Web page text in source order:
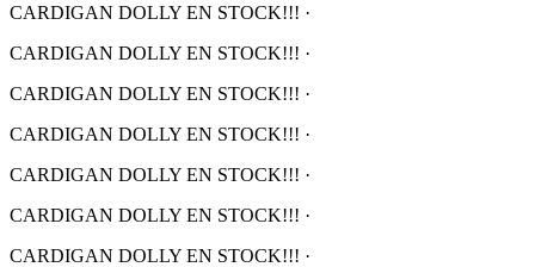
CARDIGAN DOLLY EN STOCK!!! ·
CARDIGAN DOLLY EN STOCK!!! ·
CARDIGAN DOLLY EN STOCK!!! ·
CARDIGAN DOLLY EN STOCK!!! ·
CARDIGAN DOLLY EN STOCK!!! ·
CARDIGAN DOLLY EN STOCK!!! ·
CARDIGAN DOLLY EN STOCK!!! ·